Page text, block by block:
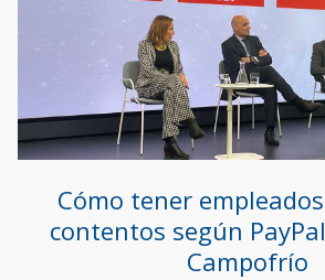
Cómo tener
contentos según
Campofrío